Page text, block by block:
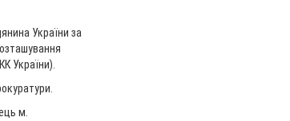
України за
України).
м.